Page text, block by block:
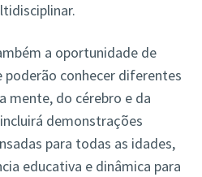
a oportunidade de
poderão conhecer diferentes
mente, do cérebro e da
demonstrações
para todas as idades,
educativa e dinâmica para